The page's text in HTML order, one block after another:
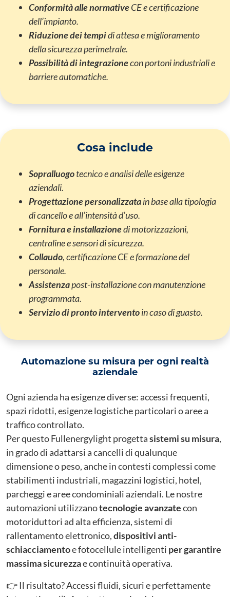
Conformità alle normativeCE e certificazione
dell’impianto.
Riduzione dei tempidi attesa e miglioramento
della sicurezza perimetrale.
Possibilità di integrazionecon portoni industriali e
barriere automatiche.
Cosa include
Sopralluogotecnico e analisi delle esigenze
aziendali.
Progettazione personalizzatain base alla tipologia
di cancello e all’intensità d’uso.
Fornitura e installazionedi motorizzazioni,
centraline e sensori di sicurezza.
Collaudo, certificazione CE e formazione del
personale.
Assistenzapost-installazione con manutenzione
programmata.
Servizio di pronto interventoin caso di guasto.
Automazione su misura per ogni realtà
aziendale
Ogni azienda ha esigenze diverse: accessi frequenti,
spazi ridotti, esigenze logistiche particolari o aree a
traffico controllato.
Per questo Fullenergylight progettasistemi su misura,
in grado di adattarsi a cancelli di qualunque
dimensione o peso, anche in contesti complessi come
stabilimenti industriali, magazzini logistici, hotel,
parcheggi e aree condominiali aziendali. Le nostre
automazioni utilizzanotecnologie avanzatecon
motoriduttori ad alta efficienza, sistemi di
rallentamento elettronico,dispositivi anti-
schiacciamentoe fotocellule intelligenti per garantire
massima sicurezzae continuità operativa.
👉 Il risultato? Accessi fluidi, sicuri e perfettamente